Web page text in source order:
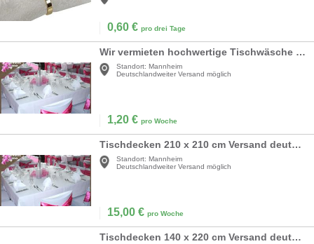
0,60 € pro drei Tage
Wir vermieten hochwertige Tischwäsche ab 1,20 €
Standort: Mannheim
Deutschlandweiter Versand möglich
1,20 € pro Woche
Tischdecken 210 x 210 cm Versand deutschlandweit
Standort: Mannheim
Deutschlandweiter Versand möglich
15,00 € pro Woche
Tischdecken 140 x 220 cm Versand deutschlandweit